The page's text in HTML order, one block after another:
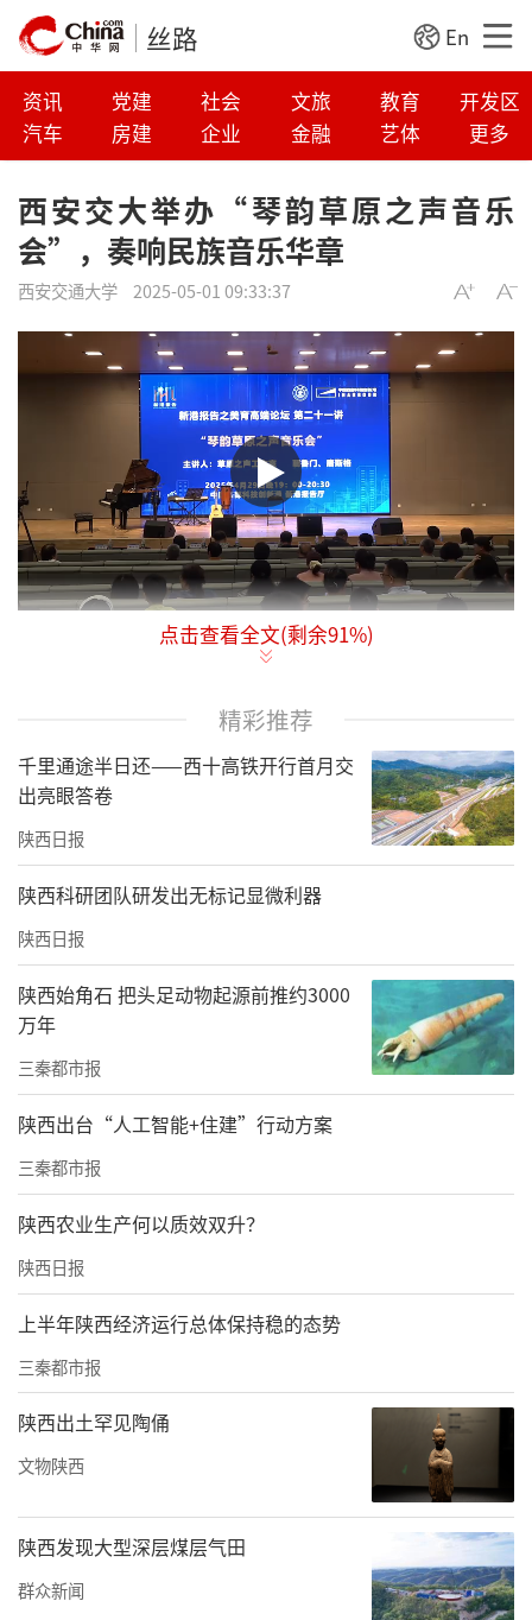
丝路 En
资讯 党建 社会 文旅 教育
开发区
汽车
房建 企业 金融 艺体 更多
西安交大举办“琴韵草原之声音乐
会”，奏响民族音乐华章
西安交通大学 2025-05-01 09:33:37
正值西安交通大学129周年校庆之际，该校中华
推动中华民族共同体基地建设，使更多师生感
受中华文化和民族艺术的魅力、加强西安交大
美育活动的普及与传播，强化文化浸润、艺术
涵养、实践创新协同的全方位育人体系，将科
学精神与人文情怀有机融合，4月27日、29日分
举办了“琴韵草原之声音乐会——西安交大专
场”。西安交通大学音乐教育中心教师团队携
手国际知名马头琴演奏家朝鲁门、唐斯格，以
蒙古族乐器马头琴为核心，融合中西方多种乐
器，通过11首经典曲目及特色互动环节，为该
校师生带来一场跨越时空的视听盛宴。
本次音乐会由西安交通大学教务处、研究生
院、人文学院、艺术教育中心主办，由人文学
点击查看全文(剩余91%)
精彩推荐
千里通途半日还——西十高铁开行首月交
出亮眼答卷
陕西日报
陕西科研团队研发出无标记显微利器
陕西日报
陕西始角石 把头足动物起源前推约3000
万年
三秦都市报
陕西出台“人工智能+住建”行动方案
三秦都市报
陕西农业生产何以质效双升？
陕西日报
上半年陕西经济运行总体保持稳的态势
三秦都市报
陕西出土罕见陶俑
文物陕西
陕西发现大型深层煤层气田
群众新闻